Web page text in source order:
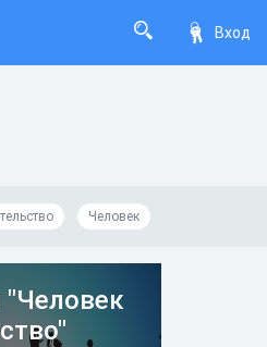
Вход
Человек
"Человек